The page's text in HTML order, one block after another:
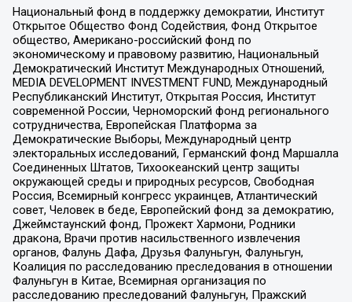
Национальный фонд в поддержку демократии, Институт
Открытое Общество Фонд Содействия, Фонд Открытое
общество, Американо-российский фонд по
экономическому и правовому развитию, Национальный
Демократический Институт Международных Отношений,
MEDIA DEVELOPMENT INVESTMENT FUND, Международный
Республиканский Институт, Открытая Россия, Институт
современной России, Черноморский фонд регионального
сотрудничества, Европейская Платформа за
Демократические Выборы, Международный центр
электоральных исследований, Германский фонд Маршалла
Соединенных Штатов, Тихоокеанский центр защиты
окружающей среды и природных ресурсов, Свободная
Россия, Всемирный конгресс украинцев, Атлантический
совет, Человек в беде, Европейский фонд за демократию,
Джеймстаунский фонд, Прожект Хармони, Родники
дракона, Врачи против насильственного извлечения
органов, Фалунь Дафа, Друзья Фалуньгун, Фалуньгун,
Коалиция по расследованию преследования в отношении
Фалуньгун в Китае, Всемирная организация по
расследованию преследований Фалуньгун, Пражский